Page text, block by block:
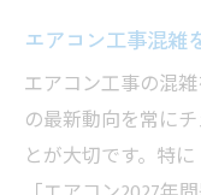
エアコン工事混雑
エアコン工事の混
の最新動向を常に
とが大切です。特